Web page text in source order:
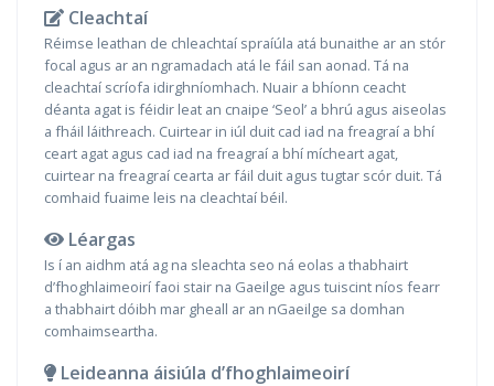
Cleachtaí
Réimse leathan de chleachtaí spraíúla atá bunaithe ar an stór
focal agus ar an ngramadach atá le fáil san aonad. Tá na
cleachtaí scríofa idirghníomhach. Nuair a bhíonn ceacht
déanta agat is féidir leat an cnaipe ‘Seol’ a bhrú agus aiseolas
a fháil láithreach. Cuirtear in iúl duit cad iad na freagraí a bhí
ceart agat agus cad iad na freagraí a bhí mícheart agat,
cuirtear na freagraí cearta ar fáil duit agus tugtar scór duit. Tá
comhaid fuaime leis na cleachtaí béil.
Léargas
Is í an aidhm atá ag na sleachta seo ná eolas a thabhairt
d’fhoghlaimeoirí faoi stair na Gaeilge agus tuiscint níos fearr
a thabhairt dóibh mar gheall ar an nGaeilge sa domhan
comhaimseartha.
Leideanna áisiúla d’fhoghlaimeoirí